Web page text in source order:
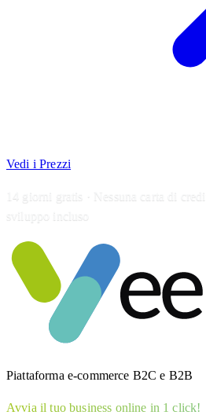
Vedi i Prezzi
14 giorni gratis · Nessuna carta di
sviluppo incluso
Piattaforma e-commerce B2C e B2B
Avvia il tuo business online in 1 click!